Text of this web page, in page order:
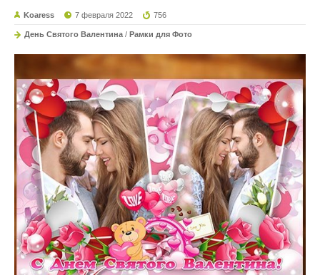
Koaress 7 февраля 2022 756
День Святого Валентина / Рамки для Фото